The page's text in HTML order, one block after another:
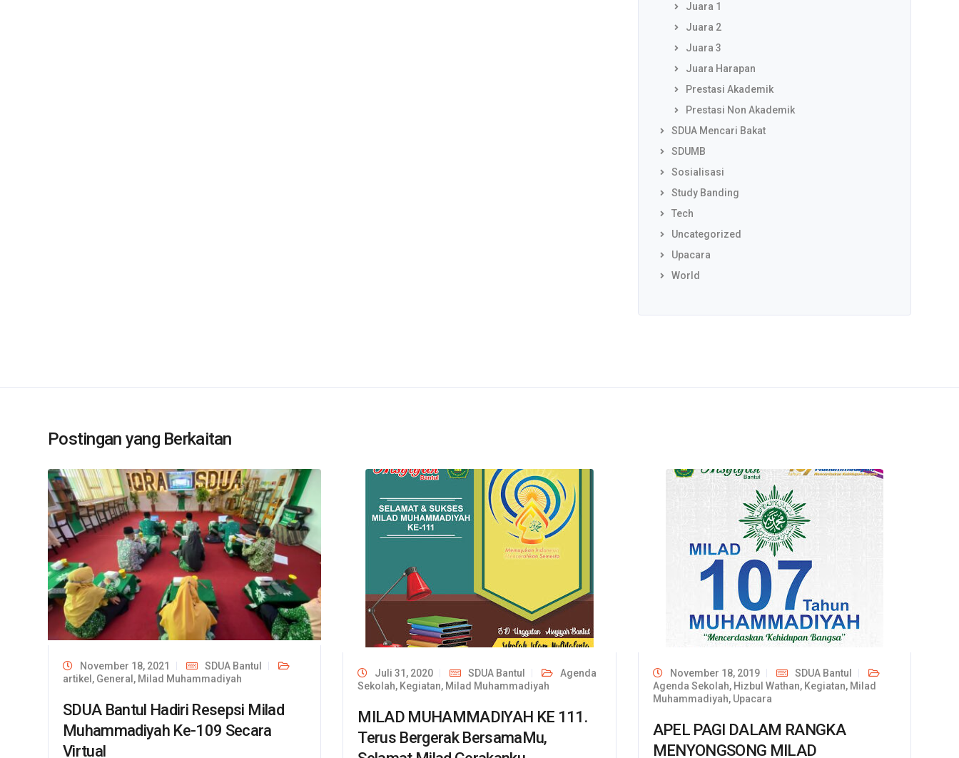
Juara 1
Juara 2
Juara 3
Juara Harapan
Prestasi Akademik
Prestasi Non Akademik
SDUA Mencari Bakat
SDUMB
Sosialisasi
Study Banding
Tech
Uncategorized
Upacara
World
Postingan yang Berkaitan
November 18, 2021
SDUA Bantul
artikel, General, Milad Muhammadiyah
SDUA Bantul Hadiri Resepsi Milad
Muhammadiyah Ke-109 Secara
Virtual
Juli 31, 2020 SDUA Bantul
Agenda
Sekolah, Kegiatan, Milad Muhammadiyah
MILAD MUHAMMADIYAH KE 111.
Terus Bergerak BersamaMu,
November 18, 2019
SDUA Bantul
Agenda Sekolah, Hizbul Wathan, Kegiatan, Milad
Muhammadiyah, Upacara
APEL PAGI DALAM RANGKA
MENYONGSONG MILAD